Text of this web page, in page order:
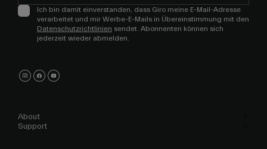
Ich bin damit einverstanden, dass Giro meine E-Mail-Adresse
verarbeitet und mir Werbe-E-Mails in Übereinstimmung mit den
Datenschutzrichtlinien sendet. Abonnenten können sich
jederzeit wieder abmelden.
About
Support